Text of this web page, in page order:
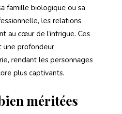
famille biologique ou sa
les relations
au cœur de l’intrigue. Ces
une profondeur
rendant les personnages
plus captivants.
méritées